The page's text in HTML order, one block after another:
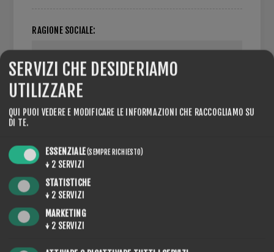
RAGIONE SOCIALE:
PARTITA IVA:
internazionale (ad esempio "IT 111 111 11")
SERVIZI CHE DESIDERIAMO
UTILIZZARE
QUI PUOI VEDERE E MODIFICARE LE INFORMAZIONI CHE RACCOGLIAMO SU
DI TE.
ESSENZIALE(SEMPRE RICHIESTO)
↓ 2 SERVIZI
STATISTICHE
↓ 2 SERVIZI
MARKETING
↓ 2 SERVIZI